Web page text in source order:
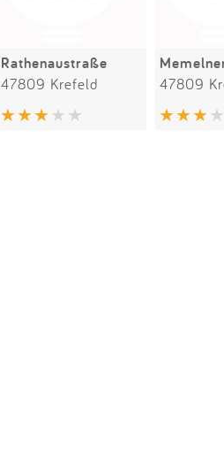
Rathenaustraße
47809 Krefeld 47809